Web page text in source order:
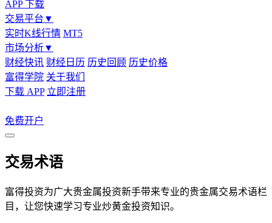
APP 下载
交易平台 ▼
实时K线行情 MT5
市场分析▼
财经快讯 财经日历 历史回顾 历史价格
富得学院 关于我们
下载 APP 立即注册
免费开户
交易术语
富得投资为广大贵金属投资新手带来专业的贵金属交易术语栏
目，让您快速学习专业炒黄金投资知识。